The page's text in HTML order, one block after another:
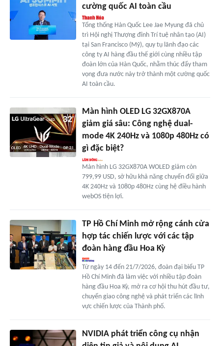
cường quốc AI toàn cầu
Tổng thống Hàn Quốc Lee Jae Myung đã chủ
trì Hội nghị Thượng đỉnh Trí tuệ nhân tạo (AI)
tại San Francisco (Mỹ), quy tụ lãnh đạo các
công ty AI hàng đầu thế giới cùng nhiều tập
đoàn lớn của Hàn Quốc, nhằm thúc đẩy tham
vọng đưa nước này trở thành một cường quốc
AI toàn cầu.
Màn hình OLED LG 32GX870A
giảm giá sâu: Công nghệ dual-
mode 4K 240Hz và 1080p 480Hz có
gì đặc biệt?
Màn hình LG 32GX870A WOLED giảm còn
799,99 USD, sở hữu khả năng chuyển đổi giữa
4K 240Hz và 1080p 480Hz cùng hệ điều hành
webOS tiện lợi.
TP Hồ Chí Minh mở rộng cánh cửa
hợp tác chiến lược với các tập
đoàn hàng đầu Hoa Kỳ
Từ ngày 14 đến 21/7/2026, đoàn đại biểu TP
Hồ Chí Minh đã làm việc với nhiều tập đoàn
hàng đầu Hoa Kỳ, mở ra cơ hội thu hút đầu tư,
chuyển giao công nghệ và phát triển các lĩnh
vực chiến lược của Thành phố.
NVIDIA phát triển công cụ nhận